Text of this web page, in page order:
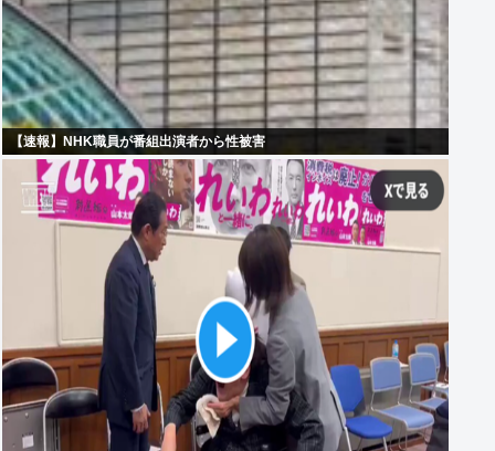
【速報】NHK職員が番組出演者から性被害